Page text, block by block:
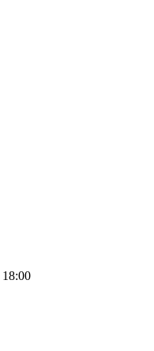
18:00